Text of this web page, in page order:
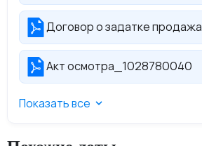
Договор о задатке продажа
Акт осмотра_1028780040
Показать все